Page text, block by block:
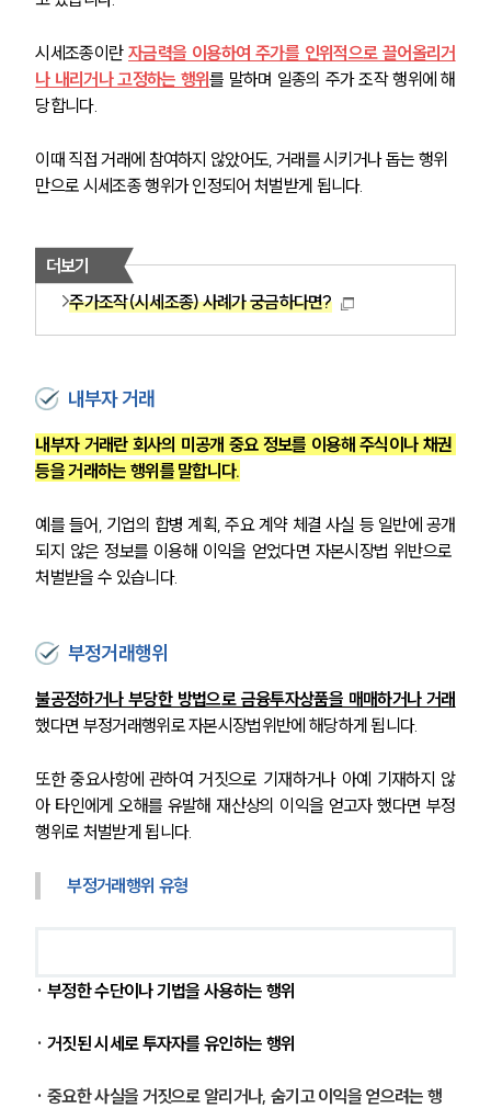
시세조종이란 자금력을 이용하여 주가를 인위적으로 끌어올리거
나 내리거나 고정하는 행위를 말하며 일종의 주가 조작 행위에 해
당합니다.
이때 직접 거래에 참여하지 않았어도, 거래를 시키거나 돕는 행위
만으로 시세조종 행위가 인정되어 처벌받게 됩니다.
더보기
주가조작(시세조종) 사례가 궁금하다면?
내부자 거래
내부자 거래란 회사의 미공개 중요 정보를 이용해 주식이나 채권
등을 거래하는 행위를 말합니다.
예를 들어, 기업의 합병 계획, 주요 계약 체결 사실 등 일반에 공개
되지 않은 정보를 이용해 이익을 얻었다면 자본시장법 위반으로
처벌받을 수 있습니다.
부정거래행위
불공정하거나 부당한 방법으로 금융투자상품을 매매하거나 거래
했다면 부정거래행위로 자본시장법위반에 해당하게 됩니다.
또한 중요사항에 관하여 거짓으로 기재하거나 아예 기재하지 않
아 타인에게 오해를 유발해 재산상의 이익을 얻고자 했다면 부정
행위로 처벌받게 됩니다.
부정거래행위 유형
· 부정한 수단이나 기법을 사용하는 행위
· 거짓된 시세로 투자자를 유인하는 행위
· 중요한 사실을 거짓으로 알리거나, 숨기고 이익을 얻으려는 행